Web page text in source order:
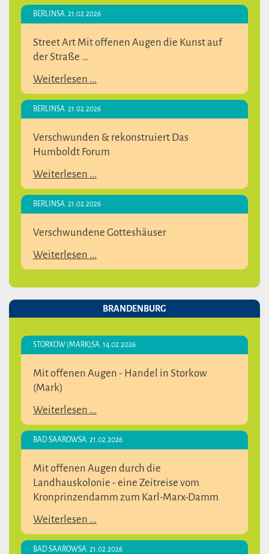
BERLINSA. 21.02.2026
Street Art Mit offenen Augen die Kunst auf
der Straße …
Weiterlesen ...
BERLINSA. 21.02.2026
Verschwunden & rekonstruiert Das
Humboldt Forum
Weiterlesen ...
BERLINSA. 21.02.2026
Verschwundene Gotteshäuser
Weiterlesen ...
BRANDENBURG
STORKOW (MARK)SA. 14.02.2026
Mit offenen Augen - Handel in Storkow
(Mark)
Weiterlesen ...
BAD SAAROWSA. 21.02.2026
Mit offenen Augen durch die
Landhauskolonie - eine Zeitreise vom
Kronprinzendamm zum Karl-Marx-Damm
Weiterlesen ...
BAD SAAROWSA. 21.02.2026